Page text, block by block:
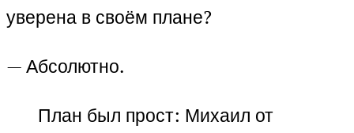
уверена в своём плане?
— Абсолютно.
План был прост: Михаил от